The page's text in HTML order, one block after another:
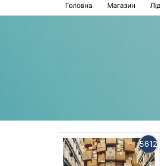
Головна Магазин
5612